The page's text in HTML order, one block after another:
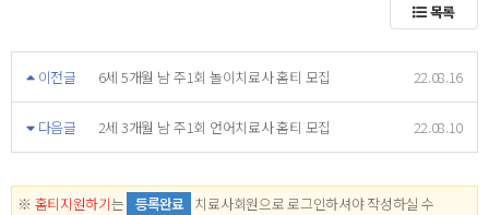
목록
이전글 6세 5개월 남 주1회 놀이치료사 홈티 모집 22.08.16
다음글 2세 3개월 남 주1회 언어치료사 홈티 모집 22.08.10
※ 홈티지원하기는 등록완료 치료사회원으로 로그인하셔야 작성하실 수